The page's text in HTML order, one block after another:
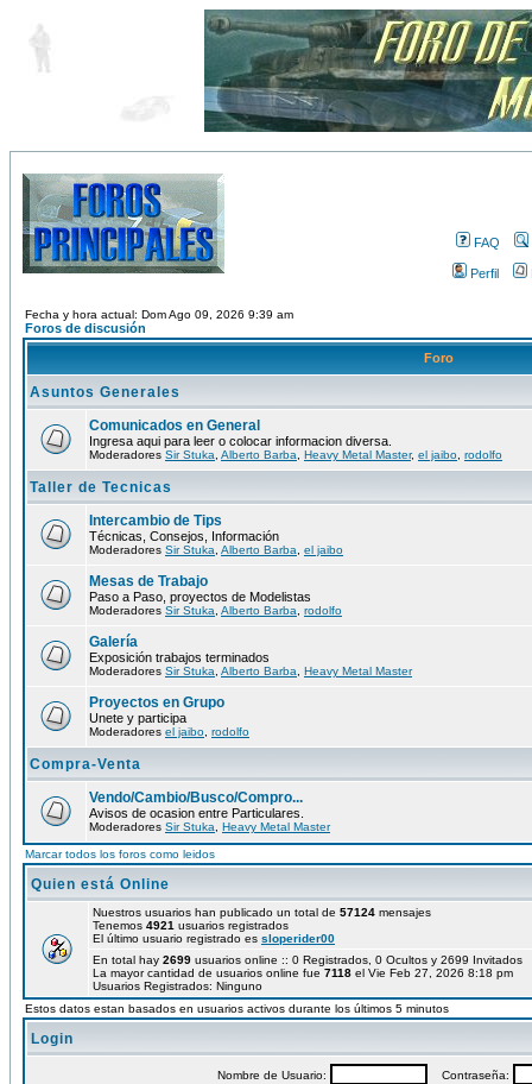
FAQ
Perfil
Fecha y hora actual: Dom Ago 09, 2026 9:39 am
Foros de discusión
Foro
Asuntos Generales
Comunicados en General
Ingresa aqui para leer o colocar informacion diversa.
Moderadores Sir Stuka Alberto Barba Heavy Metal Master, el jaibo rodolfo
Taller de Tecnicas
Intercambio de Tips
Técnicas, Consejos, Información
Moderadores Sir Stuka Alberto Barba el jaibo
Mesas de Trabajo
Paso a Paso, proyectos de Modelistas
Moderadores Sir Stuka Alberto Barba rodolfo
Galería
Exposición trabajos terminados
Moderadores Sir Stuka Alberto Barba Heavy Metal Master
Proyectos en Grupo
Unete y participa
Moderadores el jaibo rodolfo
Compra-Venta
Vendo/Cambio/Busco/Compro...
Avisos de ocasion entre Particulares.
Moderadores Sir Stuka Heavy Metal Master
Marcar todos los foros como leidos
Quien está Online
Nuestros usuarios han publicado un total de 57124 mensajes
Tenemos 4921 usuarios registrados
El último usuario registrado es sloperider00
En total hay 2699 usuarios online :: 0 Registrados, 0 Ocultos y 2699
La mayor cantidad de usuarios online fue 7118 el Vie Feb 27, 2026 8:18 pm
Usuarios Registrados: Ninguno
Estos datos estan basados en usuarios activos durante los últimos 5 minutos
Login
Nombre de Usuario: Contraseña: